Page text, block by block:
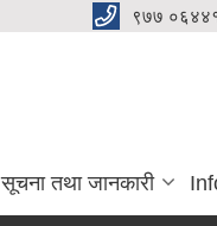
९७७
सूचना तथा जानकारी